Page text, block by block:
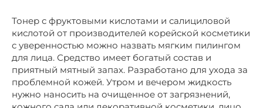
Тонер с фруктовыми кислотами и салициловой
кислотой от производителей корейской косметики
с уверенностью можно назвать мягким пилингом
для лица. Средство имеет богатый состав и
приятный мятный запах. Разработано для ухода за
проблемной кожей. Утром и вечером жидкость
нужно наносить на очищенное от загрязнений,